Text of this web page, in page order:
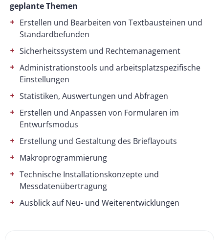
geplante Themen
Erstellen und Bearbeiten von Textbausteinen und
Standardbefunden
Sicherheitssystem und Rechtemanagement
Administrationstools und arbeitsplatzspezifische
Einstellungen
Statistiken, Auswertungen und Abfragen
Erstellen und Anpassen von Formularen im
Entwurfsmodus
Erstellung und Gestaltung des Brieflayouts
Makroprogrammierung
Technische Installationskonzepte und
Messdatenübertragung
Ausblick auf Neu- und Weiterentwicklungen